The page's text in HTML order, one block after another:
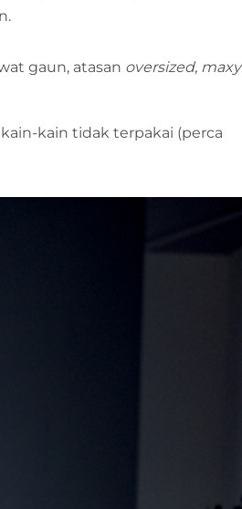
gaun, atasan oversized, maxy
kain tidak terpakai (perca